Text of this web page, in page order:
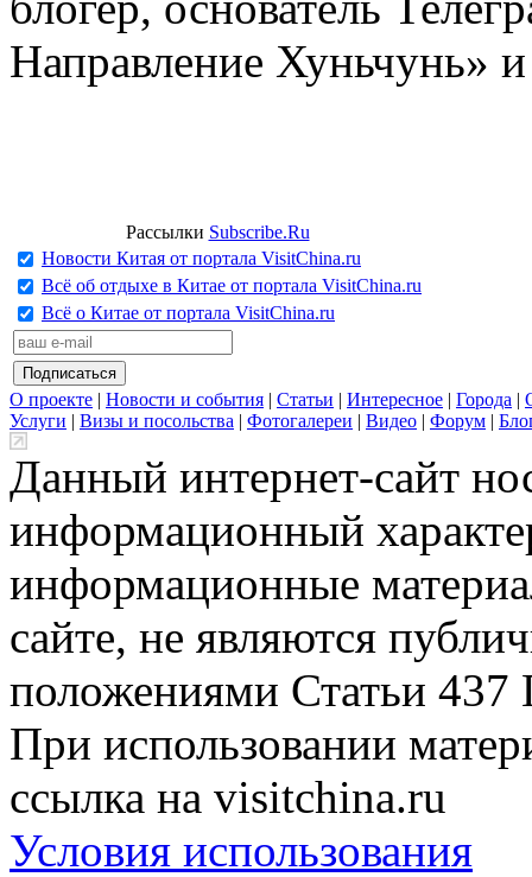
Направление Хуньчунь»
Рассылки Subscribe.Ru
Новости Китая от портала VisitChina.ru
Всё об отдыхе в Китае от портала VisitChina.ru
Всё о Китае от портала VisitChina.ru
О проекте | Новости и события | Статьи | Интересное | Города |
Услуги | Визы и посольства | Фотогалереи | Видео | Форум |
Данный интернет-сайт
информационный
информационные
сайте, не являются
положениями Статьи 437
При использовании
ссылка на visitchina.ru
Условия использования